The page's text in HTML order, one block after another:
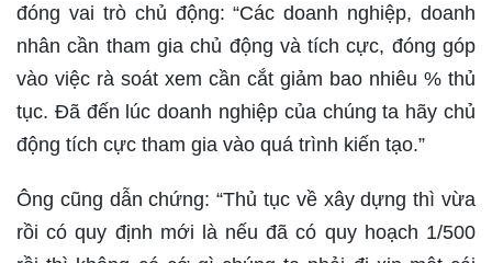
đóng vai trò chủ động: “Các doanh nghiệp, doanh
nhân cần tham gia chủ động và tích cực, đóng góp
vào việc rà soát xem cần cắt giảm bao nhiêu % thủ
tục. Đã đến lúc doanh nghiệp của chúng ta hãy chủ
động tích cực tham gia vào quá trình kiến tạo.”
Ông cũng dẫn chứng: “Thủ tục về xây dựng thì vừa
rồi có quy định mới là nếu đã có quy hoạch 1/500